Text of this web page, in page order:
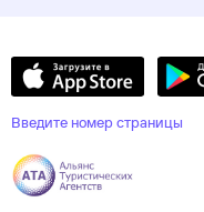
Введите номер страницы